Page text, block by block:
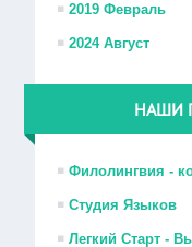
2019 Февраль
2024 Август
НАШИ
Филолингвия -
Студия Языков
Легкий Старт -